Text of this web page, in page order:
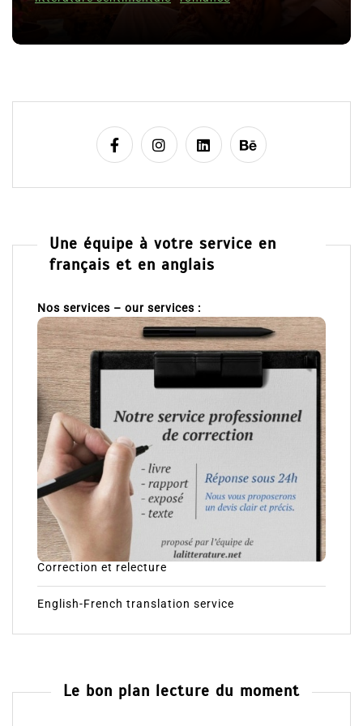
e
Une équipe à votre service en
français et en anglais
Nos services – our services :
Correction et relecture
English-French translation service
Le bon plan lecture du moment